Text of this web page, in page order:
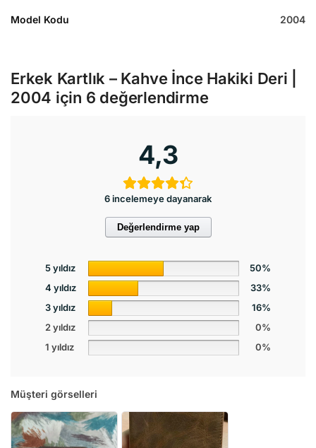
Model Kodu 2004
Erkek Kartlık – Kahve İnce Hakiki Deri |
2004 için 6 değerlendirme
4,3
6 incelemeye dayanarak
Değerlendirme yap
5 yıldız
50%
4 yıldız
33%
3 yıldız
16%
2 yıldız
0%
1 yıldız
0%
Müşteri görselleri